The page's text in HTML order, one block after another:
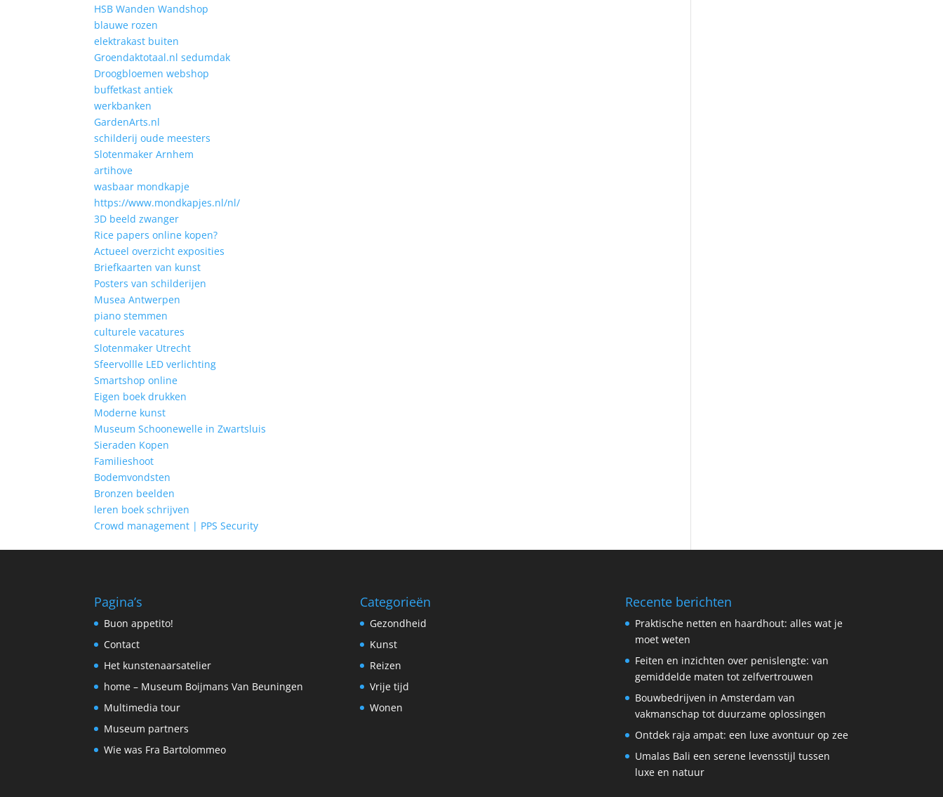
HSB Wanden Wandshop
blauwe rozen
elektrakast buiten
Groendaktotaal.nl sedumdak
Droogbloemen webshop
buffetkast antiek
werkbanken
GardenArts.nl
schilderij oude meesters
Slotenmaker Arnhem
artihove
wasbaar mondkapje
https://www.mondkapjes.nl/nl/
3D beeld zwanger
Rice papers online kopen?
Actueel overzicht exposities
Briefkaarten van kunst
Posters van schilderijen
Musea Antwerpen
piano stemmen
culturele vacatures
Slotenmaker Utrecht
Sfeervollle LED verlichting
Smartshop online
Eigen boek drukken
Moderne kunst
Museum Schoonewelle in Zwartsluis
Sieraden Kopen
Familieshoot
Bodemvondsten
Bronzen beelden
leren boek schrijven
Crowd management | PPS Security
Pagina’s
Buon appetito!
Contact
Het kunstenaarsatelier
home – Museum Boijmans Van Beuningen
Multimedia tour
Museum partners
Wie was Fra Bartolommeo
Categorieën
Gezondheid
Kunst
Reizen
Vrije tijd
Wonen
Recente berichten
Praktische netten en haardhout: alles wat je
moet weten
Feiten en inzichten over penislengte: van
gemiddelde maten tot zelfvertrouwen
Bouwbedrijven in Amsterdam van
vakmanschap tot duurzame oplossingen
Ontdek raja ampat: een luxe avontuur op zee
Umalas Bali een serene levensstijl tussen
luxe en natuur